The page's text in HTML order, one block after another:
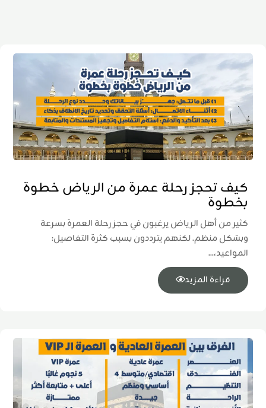
كيف تحجز رحلة عمرة من الرياض خطوة
بخطوة
كثير من أهل الرياض يرغبون في حجز رحلة العمرة بسرعة
وبشكل منظم. لكنهم يترددون بسبب كثرة التفاصيل:
المواعيد،...
قراءة المزيد